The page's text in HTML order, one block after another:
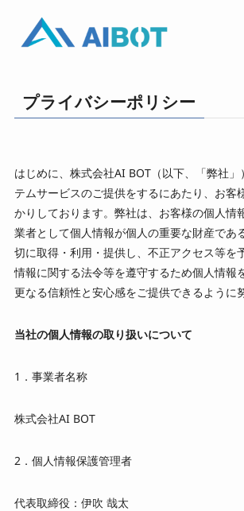
TOP
事業内容
私たちについて
プライバシーポリシー
はじめに、株式会社AI BOT（以下、「弊社」
テムサービスのご提供をするにあたり、お客
かりしております。弊社は、お客様の個人情
業者として個人情報が個人の重要な財産であ
切に取得・利用・提供し、不正アクセス等を
情報に関する法令等を遵守するため個人情報
更なる信頼性と安心感をご提供できるように
当社の個人情報の取り扱いについて
1．事業者名称
株式会社AI BOT
2．個人情報保護管理者
代表取締役：伊吹 哉太